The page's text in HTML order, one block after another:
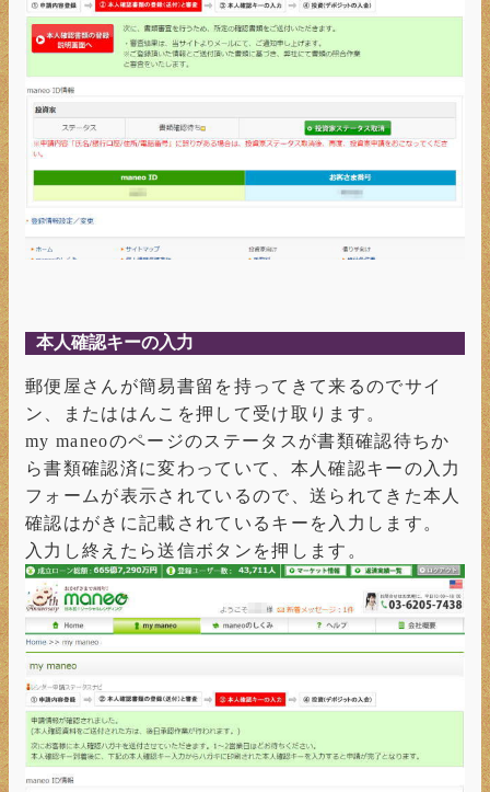
本人確認キーの入力
郵便屋さんが簡易書留を持ってきて来るのでサイ
ン、またははんこを押して受け取ります。
my maneoのページのステータスが書類確認待ちか
ら書類確認済に変わっていて、本人確認キーの入力
フォームが表示されているので、送られてきた本人
確認はがきに記載されているキーを入力します。
入力し終えたら送信ボタンを押します。